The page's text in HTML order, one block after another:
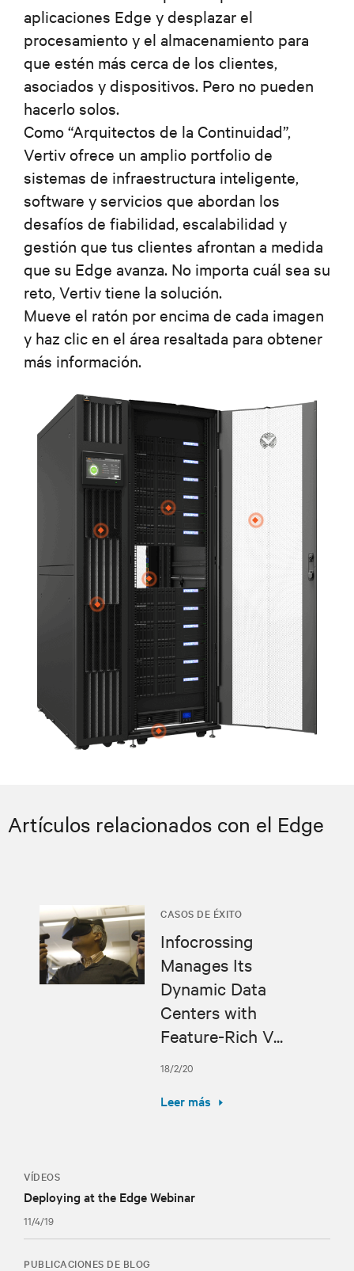
aplicaciones Edge y desplazar el
procesamiento y el almacenamiento para
que estén más cerca de los clientes,
asociados y dispositivos. Pero no pueden
hacerlo solos.
Como “Arquitectos de la Continuidad”,
Vertiv ofrece un amplio portfolio de
sistemas de infraestructura inteligente,
software y servicios que abordan los
desafíos de fiabilidad, escalabilidad y
gestión que tus clientes afrontan a medida
que su Edge avanza. No importa cuál sea su
reto, Vertiv tiene la solución.
Mueve el ratón por encima de cada imagen
y haz clic en el área resaltada para obtener
más información.
Artículos relacionados con el Edge
CASOS DE ÉXITO
Infocrossing
Manages Its
Dynamic Data
Centers with
Feature-Rich V...
18/2/20
Leer más
VÍDEOS
Deploying at the Edge Webinar
11/4/19
PUBLICACIONES DE BLOG